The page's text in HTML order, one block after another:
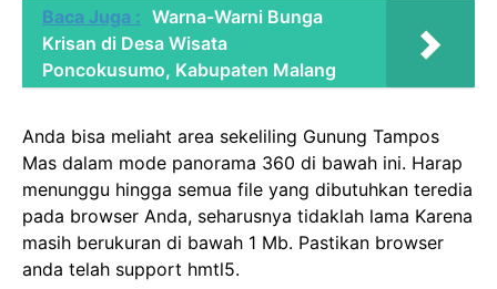
Baca Juga : Warna-Warni Bunga
Krisan di Desa Wisata
Poncokusumo, Kabupaten Malang
Anda bisa meliaht area sekeliling Gunung Tampos
Mas dalam mode panorama 360 di bawah ini. Harap
menunggu hingga semua file yang dibutuhkan teredia
pada browser Anda, seharusnya tidaklah lama Karena
masih berukuran di bawah 1 Mb. Pastikan browser
anda telah support hmtl5.